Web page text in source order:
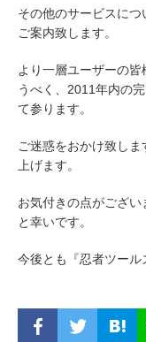
その他のサービスに
ご案内致します。
より一層ユーザーの
うべく、2011年内の
て参ります。
ご迷惑をおかけ致し
上げます。
お気付きの点がござ
と幸いです。
今後とも『忍者ツール